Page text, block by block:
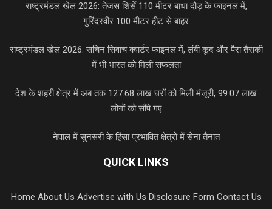
राष्ट्रमंडल खेल 2026: तेजस शिर्से 110 मीटर बाधा दौड़ के फाइनल में,
गुरिंदरवीर 100 मीटर हीट से बाहर
राष्ट्रमंडल खेल 2026: सचिन सिवाच क्वार्टर फाइनल में, लंबी कूद और पैरा तैराकी
में भी भारत को मिली सफलता
देश के शहरी क्षेत्र में अब तक 127.68 लाख घरों को मिली मंजूरी, 99.07 लाख
लोगों को सौंपे गए
नेपाल में सुनसरी के हिंसा प्रभावित क्षेत्रों में सेना तैनात
QUICK LINKS
Home About Us Advertise with Us Disclosure Form Contact Us